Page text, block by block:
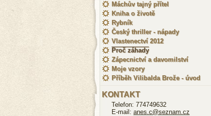
Máchův tajný přítel
Kniha o životě
Rybník
Český thriller - nápady
Vlastenectví 2012
Proč záhady
Zápecnictví a davomilství
Moje vzory
Příběh Vilibalda Brože - úvod
KONTAKT
Telefon: 774749632
E-mail: anes.c@seznam.cz